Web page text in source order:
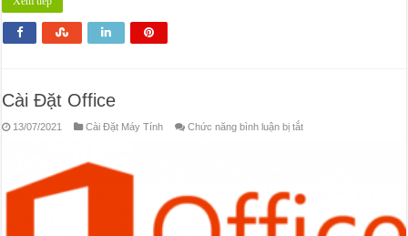
Cài Đặt Office
13/07/2021 Cài Đặt Máy Tính Chức năng bình luận bị tắtở